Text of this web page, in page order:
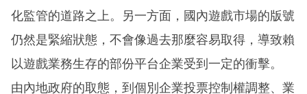
化監管的道路之上。另一方面，國內遊戲市場的版號
仍然是緊縮狀態，不會像過去那麼容易取得，導致賴
以遊戲業務生存的部份平台企業受到一定的衝擊。
由內地政府的取態，到個別企業投票控制權調整、業